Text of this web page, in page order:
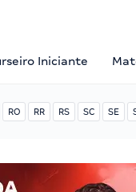
Iniciante
RO RR RS SC SE